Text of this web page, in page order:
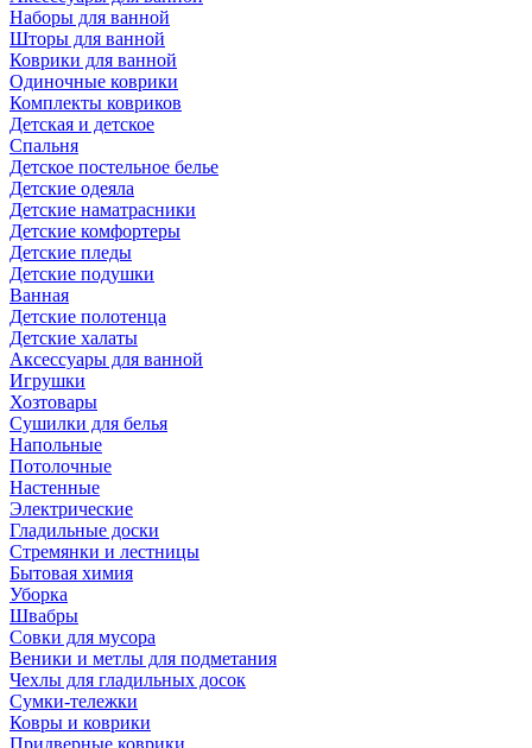
Наборы для ванной
Шторы для ванной
Коврики для ванной
Одиночные коврики
Комплекты ковриков
Детская и детское
Спальня
Детское постельное белье
Детские одеяла
Детские наматрасники
Детские комфортеры
Детские пледы
Детские подушки
Ванная
Детские полотенца
Детские халаты
Аксессуары для ванной
Игрушки
Хозтовары
Сушилки для белья
Напольные
Потолочные
Настенные
Электрические
Гладильные доски
Стремянки и лестницы
Бытовая химия
Уборка
Швабры
Совки для мусора
Веники и метлы для подметания
Чехлы для гладильных досок
Сумки-тележки
Ковры и коврики
Придверные коврики